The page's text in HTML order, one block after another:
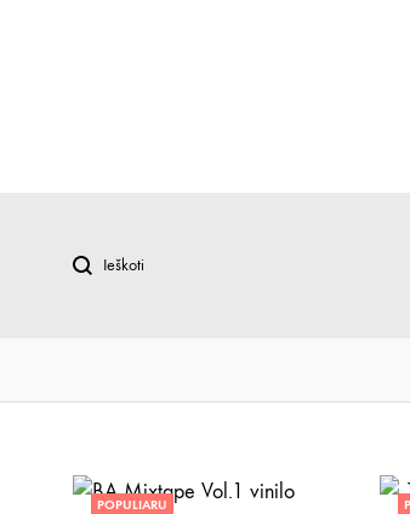
Ieškoti
POPULIARU